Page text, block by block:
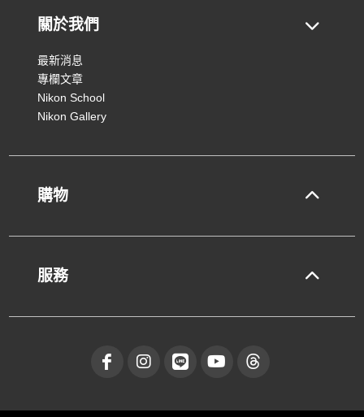
關於我們
最新消息
專欄文章
Nikon School
Nikon Gallery
購物
服務